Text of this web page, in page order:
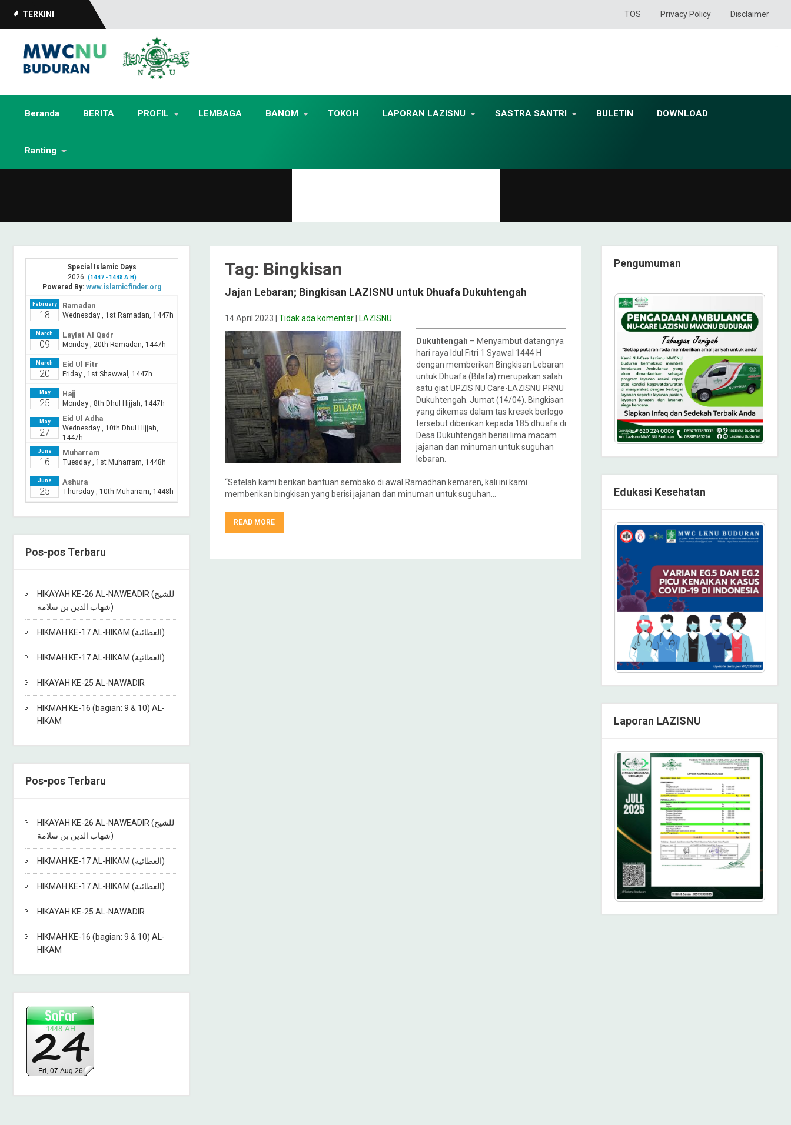
TERKINI TOS Privacy Policy Disclaimer
Beranda BERITA PROFIL LEMBAGA BANOM TOKOH LAPORAN LAZISNU SASTRA SANTRI BULETIN DOWNLOAD
Ranting
Pos-pos Terbaru
HIKAYAH KE-26 AL-NAWEADIR (للشيخ
شهاب الدين بن سلامة)
HIKMAH KE-17 AL-HIKAM (العطائية)
HIKMAH KE-17 AL-HIKAM (العطائية)
HIKAYAH KE-25 AL-NAWADIR
HIKMAH KE-16 (bagian: 9 & 10) AL-
HIKAM
Pos-pos Terbaru
HIKAYAH KE-26 AL-NAWEADIR (للشيخ
شهاب الدين بن سلامة)
HIKMAH KE-17 AL-HIKAM (العطائية)
HIKMAH KE-17 AL-HIKAM (العطائية)
HIKAYAH KE-25 AL-NAWADIR
HIKMAH KE-16 (bagian: 9 & 10) AL-
HIKAM
Tag: Bingkisan
Jajan Lebaran; Bingkisan LAZISNU untuk Dhuafa Dukuhtengah
14 April 2023 Tidak ada komentar LAZISNU
Dukuhtengah – Menyambut datangnya
hari raya Idul Fitri 1 Syawal 1444 H
dengan memberikan Bingkisan Lebaran
untuk Dhuafa (Bilafa) merupakan salah
satu giat UPZIS NU Care-LAZISNU PRNU
Dukuhtengah. Jumat (14/04). Bingkisan
yang dikemas dalam tas kresek berlogo
tersebut diberikan kepada 185 dhuafa di
Desa Dukuhtengah berisi lima macam
jajanan dan minuman untuk suguhan
lebaran.
“Setelah kami berikan bantuan sembako di awal Ramadhan kemaren, kali ini kami
memberikan bingkisan yang berisi jajanan dan minuman untuk suguhan…
READ MORE
Pengumuman
Edukasi Kesehatan
Laporan LAZISNU